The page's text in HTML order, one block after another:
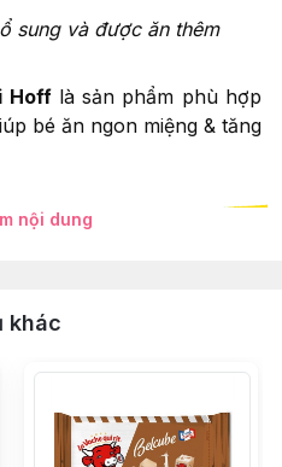
sung và được ăn thêm
Hofflà sản phẩm phù hợp
bé ăn ngon miệng & tăng
nội dung
khác